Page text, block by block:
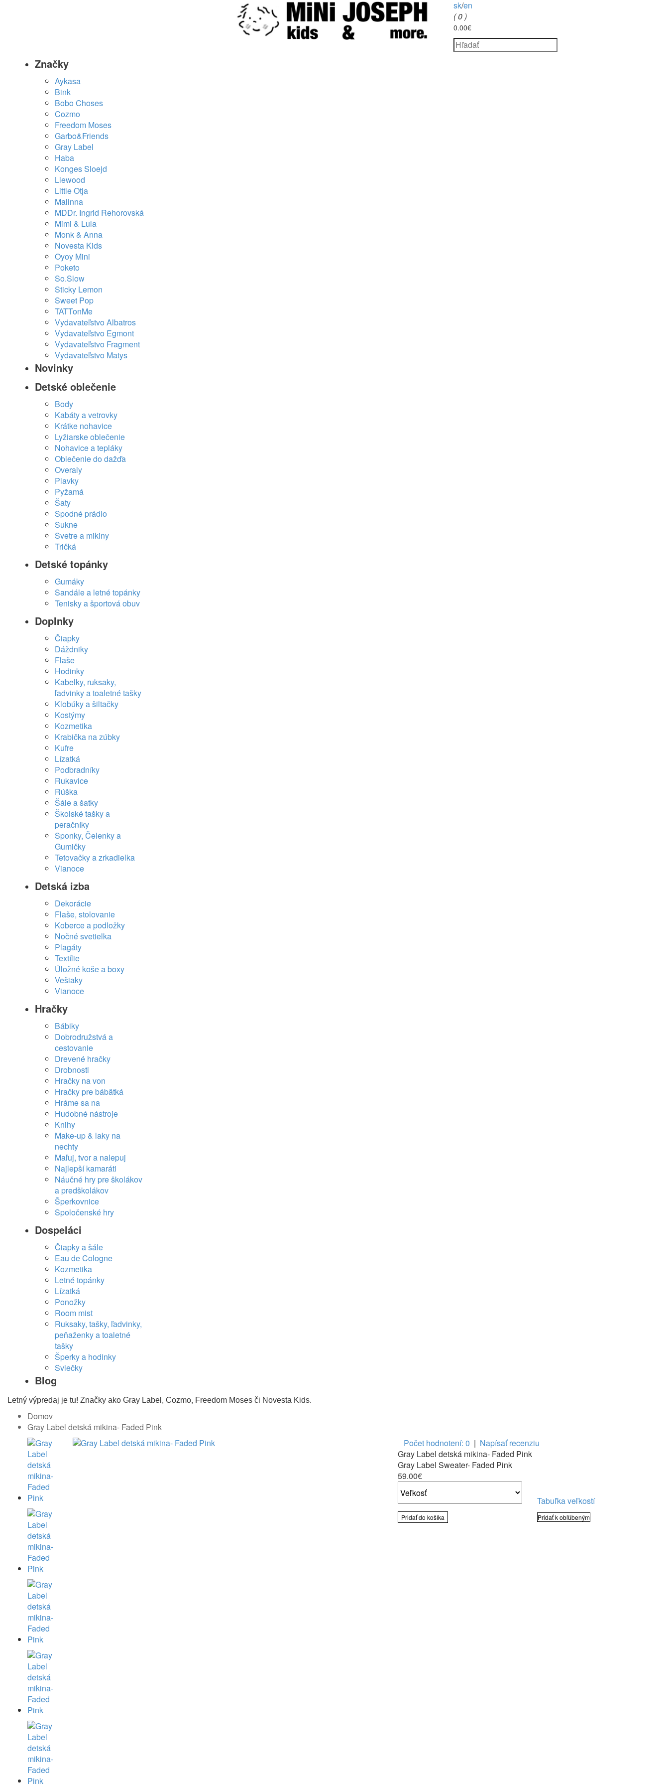
sk/en
( 0 )
0.00€
Značky
Aykasa
Bink
Bobo Choses
Cozmo
Freedom Moses
Garbo&Friends
Gray Label
Haba
Konges Sloejd
Liewood
Little Otja
Malinna
MDDr. Ingrid Rehorovská
Mimi & Lula
Monk & Anna
Novesta Kids
Oyoy Mini
Poketo
So.Slow
Sticky Lemon
Sweet Pop
TATTonMe
Vydavateľstvo Albatros
Vydavateľstvo Egmont
Vydavateľstvo Fragment
Vydavateľstvo Matys
Novinky
Detské oblečenie
Body
Kabáty a vetrovky
Krátke nohavice
Lyžiarske oblečenie
Nohavice a tepláky
Oblečenie do dažďa
Overaly
Plavky
Pyžamá
Šaty
Spodné prádlo
Sukne
Svetre a mikiny
Tričká
Detské topánky
Gumáky
Sandále a letné topánky
Tenisky a športová obuv
Doplnky
Čiapky
Dáždniky
Flaše
Hodinky
Kabelky, ruksaky,
ľadvinky a toaletné tašky
Klobúky a šiltačky
Kostýmy
Kozmetika
Krabička na zúbky
Kufre
Lízatká
Podbradníky
Rukavice
Rúška
Šále a šatky
Školské tašky a
peračníky
Sponky, Čelenky a
Gumičky
Tetovačky a zrkadielka
Vianoce
Detská izba
Dekorácie
Flaše, stolovanie
Koberce a podložky
Nočné svetielka
Plagáty
Textílie
Úložné koše a boxy
Vešiaky
Vianoce
Hračky
Bábiky
Dobrodružstvá a
cestovanie
Drevené hračky
Drobnosti
Hračky na von
Hračky pre bábätká
Hráme sa na
Hudobné nástroje
Knihy
Make-up & laky na
nechty
Maľuj, tvor a nalepuj
Najlepší kamaráti
Náučné hry pre školákov
a predškolákov
Šperkovnice
Spoločenské hry
Dospeláci
Čiapky a šále
Eau de Cologne
Kozmetika
Letné topánky
Lízatká
Ponožky
Room mist
Ruksaky, tašky, ľadvinky,
peňaženky a toaletné
tašky
Šperky a hodinky
Sviečky
Blog
Letný výpredaj je tu! Značky ako Gray Label, Cozmo, Freedom Moses či Novesta Kids.
Domov
Gray Label detská mikina- Faded Pink
Počet hodnotení: 0 | Napísať recenziu
Gray Label detská mikina- Faded Pink
Gray Label Sweater- Faded Pink
59.00€
Tabuľka veľkostí
Pridať do košíka Pridať k obľúbeným